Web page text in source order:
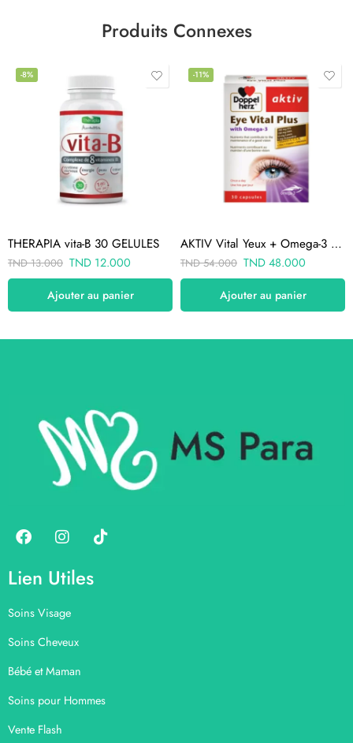
Produits Connexes
-8%
THERAPIA vita-B 30 GELULES
TND13.000 TND 12.000
Ajouter au panier
-11%
AKTIV Vital Yeux + Omega-3 30 Gelules
TND54.000 TND48.000
Ajouter au panier
Lien Utiles
Soins Visage
Soins Cheveux
Bébé et Maman
Soins pour Hommes
Vente Flash